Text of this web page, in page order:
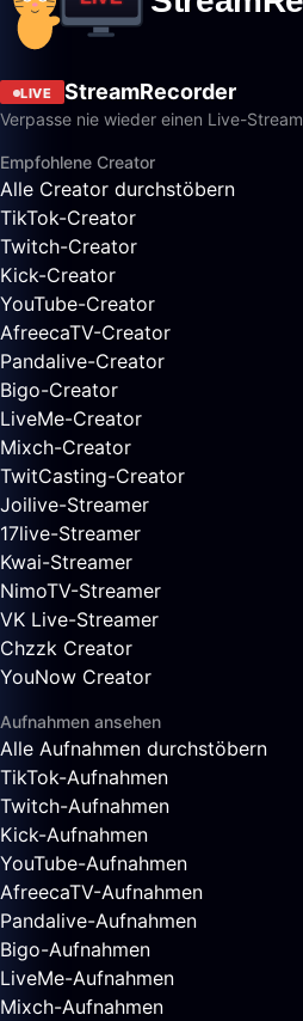
LIVE StreamRecorder
Verpasse nie wieder einen Live-Stream
Empfohlene Creator
Alle Creator durchstöbern
TikTok-Creator
Twitch-Creator
Kick-Creator
YouTube-Creator
AfreecaTV-Creator
Pandalive-Creator
Bigo-Creator
LiveMe-Creator
Mixch-Creator
TwitCasting-Creator
Joilive-Streamer
17live-Streamer
Kwai-Streamer
NimoTV-Streamer
VK Live-Streamer
Chzzk Creator
YouNow Creator
Aufnahmen ansehen
Alle Aufnahmen durchstöbern
TikTok-Aufnahmen
Twitch-Aufnahmen
Kick-Aufnahmen
YouTube-Aufnahmen
AfreecaTV-Aufnahmen
Pandalive-Aufnahmen
Bigo-Aufnahmen
LiveMe-Aufnahmen
Mixch-Aufnahmen